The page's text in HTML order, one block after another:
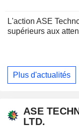
L'action ASE
supérieurs aux
Plus d'actualités
ASE
LTD.